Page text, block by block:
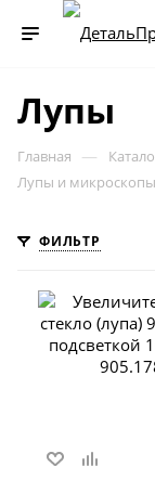
Лупы
Главная —
Лупы и микроскопы
ФИЛЬТР